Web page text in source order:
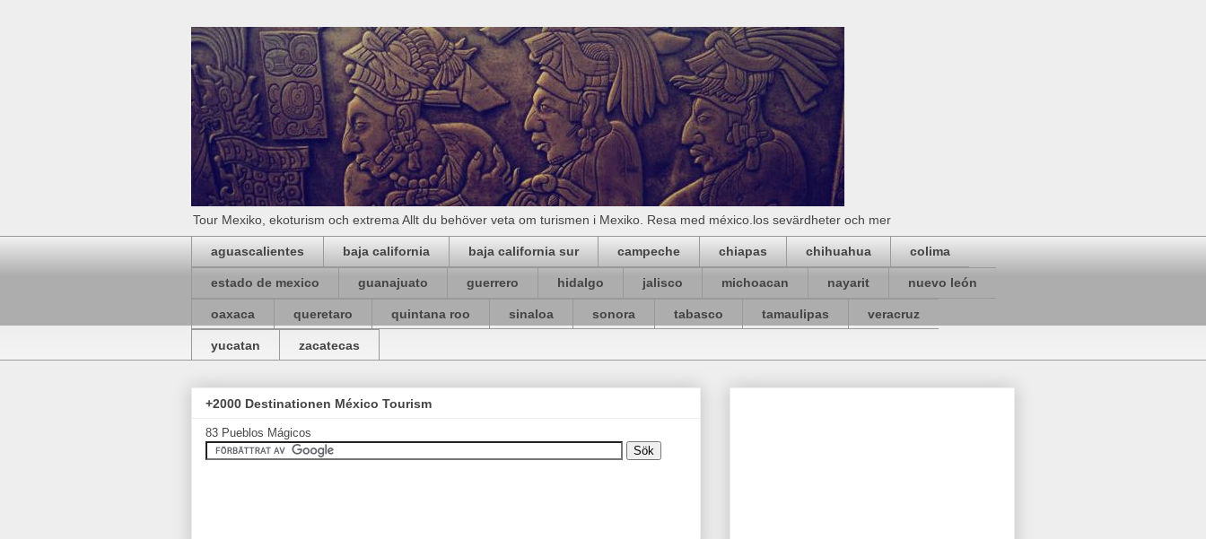
Tour Mexiko, ekoturism och extrema Allt du behöver veta om turismen i Mexiko. Resa med méxico.los sevärdheter och mer
aguascalientes baja california baja california sur campeche chiapas chihuahua colima
estado de mexico guanajuato guerrero hidalgo jalisco michoacan nayarit nuevo león
oaxaca queretaro quintana roo sinaloa sonora tabasco tamaulipas veracruz
yucatan zacatecas
+2000 Destinationen México Tourism
83 Pueblos Mágicos